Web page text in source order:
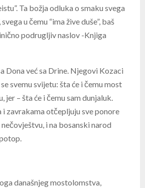
Ta božja odluka o smaku svega
u čemu “ima žive duše”, baš
podrugljiv naslov -Knjiga
Dona već sa Drine. Njegovi Kozaci
svemu svijetu: šta će i čemu most
jer – šta će i čemu sam dunjaluk.
i zavrakama otčepljuju sve ponore
nečovještvu, i na bosanski narod
današnjeg mostolomstva,